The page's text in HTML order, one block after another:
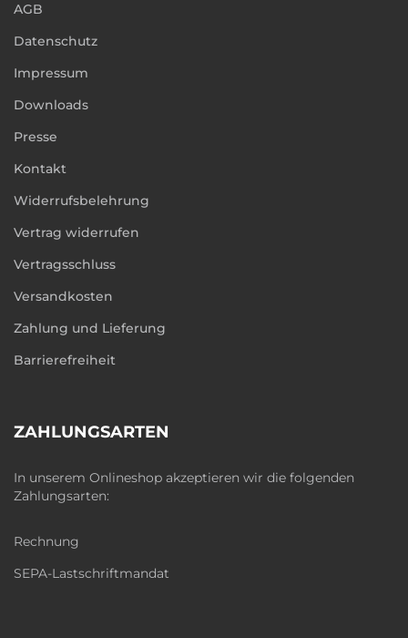
AGB
Datenschutz
Impressum
Downloads
Presse
Kontakt
Widerrufsbelehrung
Vertrag widerrufen
Vertragsschluss
Versandkosten
Zahlung und Lieferung
Barrierefreiheit
ZAHLUNGSARTEN
In unserem Onlineshop akzeptieren wir die folgenden
Zahlungsarten:
Rechnung
SEPA-Lastschriftmandat